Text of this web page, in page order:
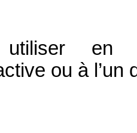
en
ou à l’un